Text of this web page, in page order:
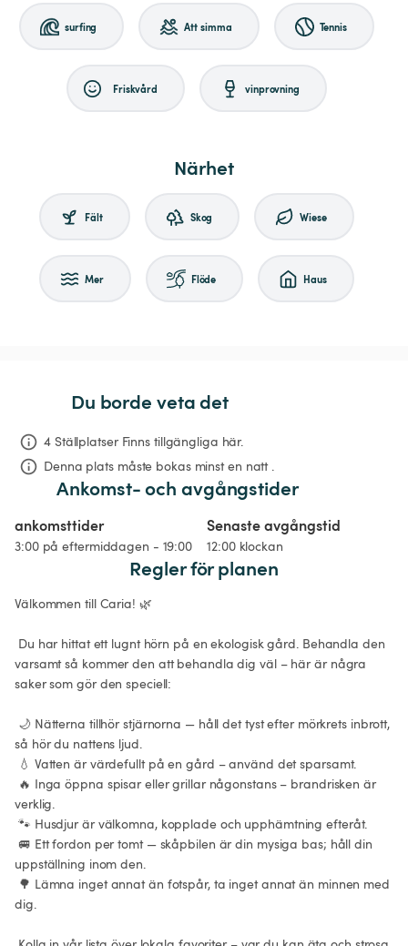
surfing Att simma Tennis
Friskvård vinprovning
Närhet
Fält Skog Wiese
Mer Flöde Haus
Du borde veta det
4 Ställplatser Finns tillgängliga här.
Denna plats måste bokas minst en natt .
Ankomst- och avgångstider
ankomsttider
3:00 på eftermiddagen - 19:00
Senaste avgångstid
12:00 klockan
Regler för planen
Välkommen till Caria! 🌿
varsamt så kommer den att behandla dig väl – här är några
saker som gör den speciell:
så hör du nattens ljud.
verklig.
uppställning inom den.
dig.